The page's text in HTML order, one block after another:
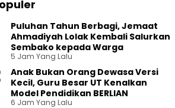
Puluhan Tahun Berbagi, Jemaat
Ahmadiyah Lolak Kembali Salurkan
Sembako kepada Warga
5 Jam Yang Lalu
Anak Bukan Orang Dewasa Versi
Kecil, Guru Besar UT Kenalkan
Model Pendidikan BERLIAN
6 Jam Yang Lalu